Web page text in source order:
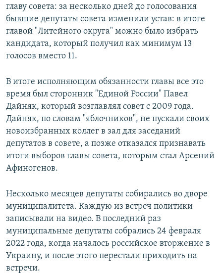
главу совета: за несколько дней до голосования
бывшие депутаты совета изменили устав: в итоге
главой "Литейного округа" можно было избрать
кандидата, который получил как минимум 13
голосов вместо 11.
В итоге исполняющим обязанности главы все это
время был сторонник "Единой России" Павел
Дайняк, который возглавлял совет с 2009 года.
Дайняк, по словам "яблочников", не пускали своих
новоизбранных коллег в зал для заседаний
депутатов в совете, а позже отказался признавать
итоги выборов главы совета, которым стал Арсений
Афиногенов.
Несколько месяцев депутаты собирались во дворе
муниципалитета. Каждую из встреч политики
записывали на видео. В последний раз
муниципальные депутаты собрались 24 февраля
2022 года, когда началось российское вторжение в
Украину, и после этого перестали приходить на
встречи.